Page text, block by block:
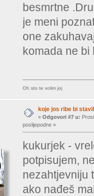
besmrtne
je meni
one
komada ne
Oh sto te volim joj
koje jos ribe bi
« Odgovori #7 u:
poslijepodne »
kukurjek -
potpisujem,
nezahtjevniju
ako nađeš